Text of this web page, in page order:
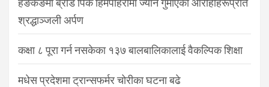
हङकङमा ब्रोड पिक हिमपहिरोमा ज्यान गुमाएका आरोहीहरूप्रति
श्रद्धाञ्जली अर्पण
कक्षा ८ पूरा गर्न नसकेका १३७ बालबालिकालाई वैकल्पिक शिक्षा
मधेस प्रदेशमा ट्रान्सफर्मर चोरीका घटना बढे